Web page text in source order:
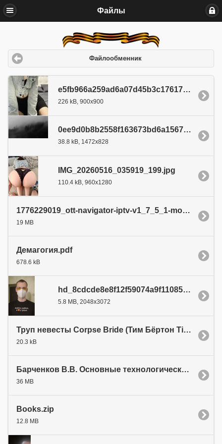
Файлы
Файлообменник
e5fb966a259ad6a07d45b3c176176d0f.jpeg
226 kB, 900x900
0ee9d0b8b2558f163673bd6a1567d8f4
38.8 kB, 1472x828
IMG_20260516_035919_199.jpg
110.4 kB, 960x1280
1776229019_ott-navigator-iptv-v1_7_5_1-mod-
19 MB
Демагогия.pdf
678.6 kB
5.8 MB, 2048x3072
Труп невесты Corpse Bride (Тим Бёртон Tim
20.3 kB
Барченков В.В. Основные технологические
36 MB
Books.zip
12.8 MB